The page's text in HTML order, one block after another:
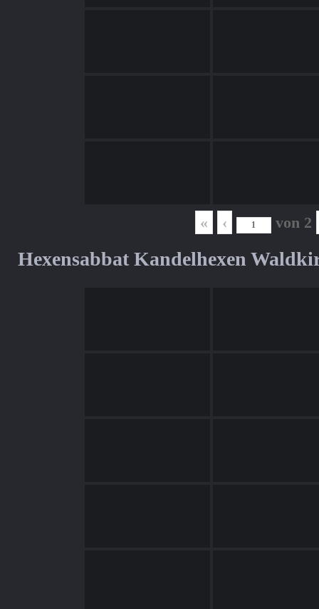
« ‹ von 2
Hexensabbat Kandelhexen